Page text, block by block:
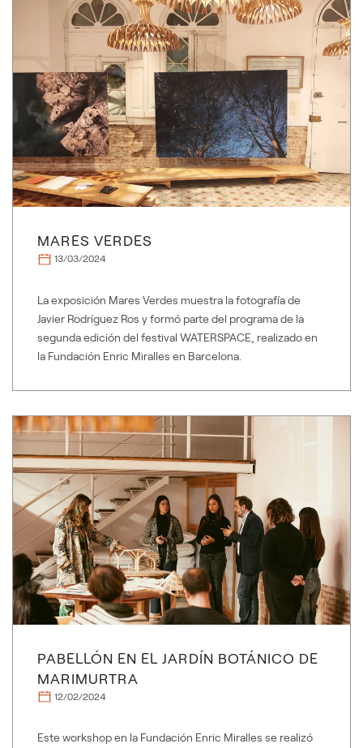
MARES VERDES
13/03/2024
La exposición Mares Verdes muestra la fotografía de
Javier Rodríguez Ros y formó parte del programa de la
segunda edición del festival WATERSPACE, realizado en
la Fundación Enric Miralles en Barcelona.
PABELLÓN EN EL JARDÍN BOTÁNICO DE
MARIMURTRA
12/02/2024
Este workshop en la Fundación Enric Miralles se realizó